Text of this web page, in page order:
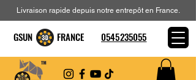
Livraison rapide depuis notre entrepôt en France.
GSUN FRANCE 0545235055